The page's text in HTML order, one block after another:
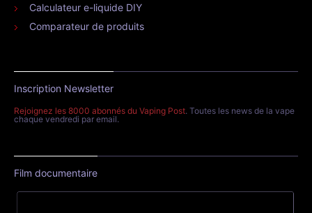
Calculateur e-liquide DIY
Comparateur de produits
Inscription Newsletter
Rejoignez les 8000 abonnés du Vaping Post. Toutes les news de la vape
chaque vendredi par email.
Film documentaire